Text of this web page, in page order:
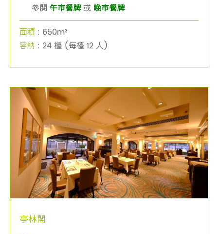
參閱 午巿餐牌 或 晚巿餐牌
面積 : 650m²
容納 : 24 檯 (每檯 12 人)
亭林閣